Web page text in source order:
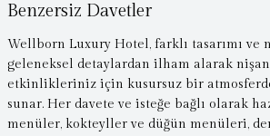
Benzersiz Davetler
Wellborn Luxury Hotel, farklı tasarımı ve
geleneksel detaylardan ilham alarak
etkinlikleriniz için kusursuz bir
sunar. Her davete ve isteğe bağlı olarak
menüler, kokteyller ve düğün menüleri,